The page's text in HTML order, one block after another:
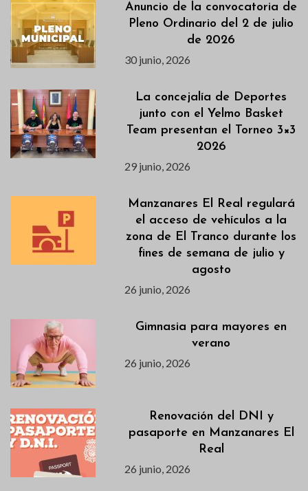
Anuncio de la convocatoria de
Pleno Ordinario del 2 de julio
de 2026
30 junio, 2026
La concejalía de Deportes
junto con el Yelmo Basket
Team presentan el Torneo 3×3
2026
29 junio, 2026
Manzanares El Real regulará
el acceso de vehículos a la
zona de El Tranco durante los
fines de semana de julio y
agosto
26 junio, 2026
Gimnasia para mayores en
verano
26 junio, 2026
Renovación del DNI y
pasaporte en Manzanares El
Real
26 junio, 2026